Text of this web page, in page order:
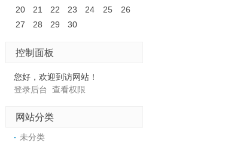
20
21 22 23 24 25
26
27
28 29 30
控制面板
您好，欢迎到访网站！
登录后台 查看权限
网站分类
未分类